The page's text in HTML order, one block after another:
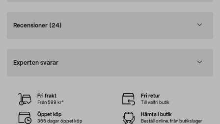
Recensioner (24)
Experten svarar
Fri frakt
Från 599 kr*
Fri retur
Till valfri butik
Öppet köp
365 dagar öppet köp
Hämta i butik
Beställ online, från butikslager